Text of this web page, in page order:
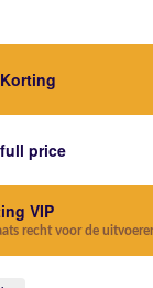
price
VIP
recht voor de